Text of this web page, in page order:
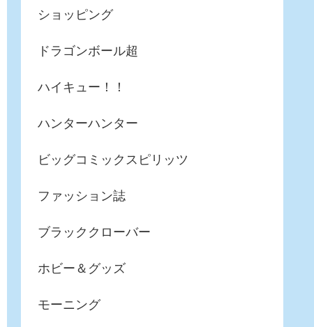
ショッピング
ドラゴンボール超
ハイキュー！！
ハンターハンター
ビッグコミックスピリッツ
ファッション誌
ブラッククローバー
ホビー＆グッズ
モーニング